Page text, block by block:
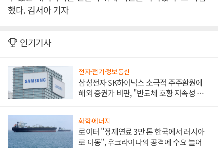
했다. 김서아 기자
인기기사
전자·전기·정보통신
삼성전자 SK하이닉스 소극적 주주환원에
해외 증권가 비판, "반도체 호황 지속성 의
화학·에너지
로이터 "정제연료 3만 톤 한국에서 러시아
로 이동", 우크라이나의 공격에 수요 늘어